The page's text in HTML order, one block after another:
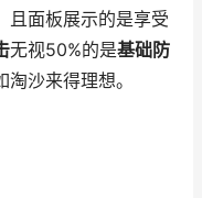
且面板展示的是享受
无视50%的是基础防
沙来得理想。